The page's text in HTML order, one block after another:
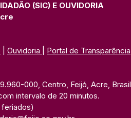
(SIC) E OUVIDORIA
Ouvidoria Portal de Transparência
000, Centro, Feijó, Acre, Brasil
intervalo de 20 minutos.